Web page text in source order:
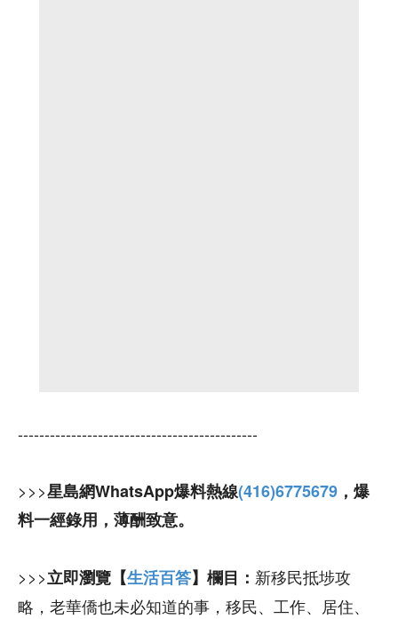
---------------------------------------------
>>>星島網WhatsApp爆料熱線(416)6775679 ，爆
料一經錄用，薄酬致意。
>>>立即瀏覽【生活百答】欄目： 新移民抵埗攻
略，老華僑也未必知道的事，移民、工作、居住、